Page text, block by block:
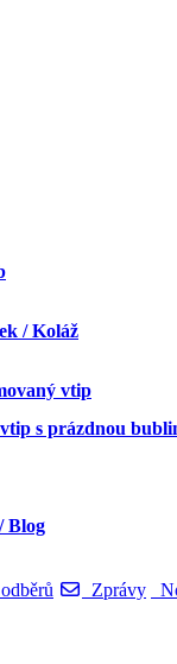
/ Koláž
vtip
s prázdnou
Blog
Zprávy